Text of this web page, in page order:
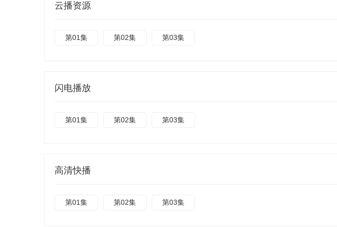
云播资源
第01集 第02集 第03集
闪电播放
第01集 第02集 第03集
高清快播
第01集 第02集 第03集